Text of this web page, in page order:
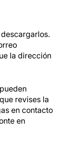
la dirección
revises la
en contacto
en